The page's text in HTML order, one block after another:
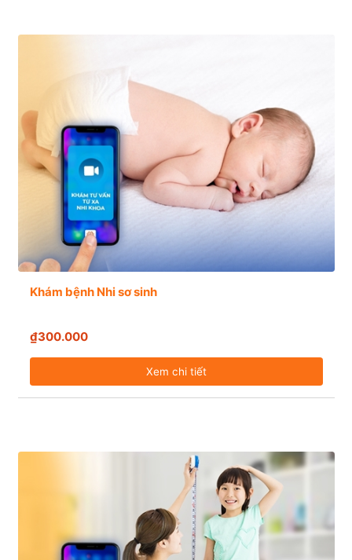
Khám bệnh Nhi sơ sinh
₫300.000
Xem chi tiết